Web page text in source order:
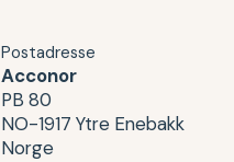
Postadresse
Acconor
PB 80
NO-1917 Ytre Enebakk
Norge